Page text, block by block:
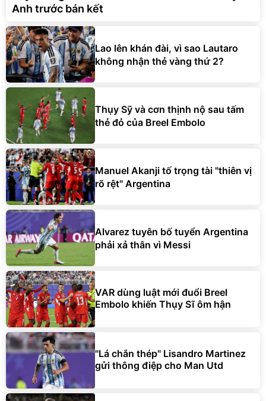
Anh trước bán kết
Lao lên khán đài, vì sao Lautaro
không nhận thẻ vàng thứ 2?
Thụy Sỹ và cơn thịnh nộ sau tấm
thẻ đỏ của Breel Embolo
Manuel Akanji tố trọng tài "thiên vị
rõ rệt" Argentina
Alvarez tuyên bố tuyển Argentina
phải xả thân vì Messi
VAR dùng luật mới đuổi Breel
Embolo khiến Thụy Sĩ ôm hận
"Lá chắn thép" Lisandro Martinez
gửi thông điệp cho Man Utd